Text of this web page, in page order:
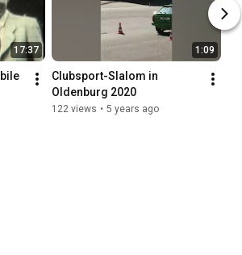
17:37 1:09
Clubsport-Slalom in
Oldenburg 2020
122 views • 5 years ago